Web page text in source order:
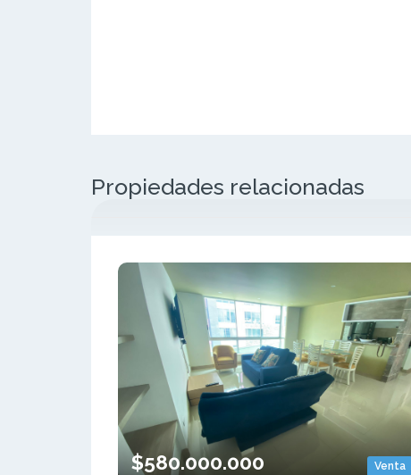
Propiedades relacionadas
Venta
$580.000.000